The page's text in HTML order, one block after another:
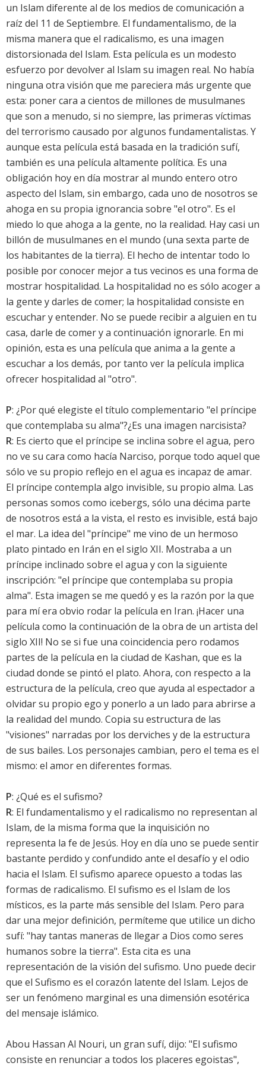
un Islam diferente al de los medios de comunicación a
raíz del 11 de Septiembre. El fundamentalismo, de la
misma manera que el radicalismo, es una imagen
distorsionada del Islam. Esta película es un modesto
esfuerzo por devolver al Islam su imagen real. No había
ninguna otra visión que me pareciera más urgente que
esta: poner cara a cientos de millones de musulmanes
que son a menudo, si no siempre, las primeras víctimas
del terrorismo causado por algunos fundamentalistas. Y
aunque esta película está basada en la tradición sufí,
también es una película altamente política. Es una
obligación hoy en día mostrar al mundo entero otro
aspecto del Islam, sin embargo, cada uno de nosotros se
ahoga en su propia ignorancia sobre "el otro". Es el
miedo lo que ahoga a la gente, no la realidad. Hay casi un
billón de musulmanes en el mundo (una sexta parte de
los habitantes de la tierra). El hecho de intentar todo lo
posible por conocer mejor a tus vecinos es una forma de
mostrar hospitalidad. La hospitalidad no es sólo acoger a
la gente y darles de comer; la hospitalidad consiste en
escuchar y entender. No se puede recibir a alguien en tu
casa, darle de comer y a continuación ignorarle. En mi
opinión, esta es una película que anima a la gente a
escuchar a los demás, por tanto ver la película implica
ofrecer hospitalidad al "otro".
P: ¿Por qué elegiste el título complementario "el príncipe
que contemplaba su alma"?¿Es una imagen narcisista?
R: Es cierto que el príncipe se inclina sobre el agua, pero
no ve su cara como hacía Narciso, porque todo aquel que
sólo ve su propio reflejo en el agua es incapaz de amar.
El príncipe contempla algo invisible, su propio alma. Las
personas somos como icebergs, sólo una décima parte
de nosotros está a la vista, el resto es invisible, está bajo
el mar. La idea del "príncipe" me vino de un hermoso
plato pintado en Irán en el siglo XII. Mostraba a un
príncipe inclinado sobre el agua y con la siguiente
inscripción: "el príncipe que contemplaba su propia
alma". Esta imagen se me quedó y es la razón por la que
para mí era obvio rodar la película en Iran. ¡Hacer una
película como la continuación de la obra de un artista del
siglo XII! No se si fue una coincidencia pero rodamos
partes de la película en la ciudad de Kashan, que es la
ciudad donde se pintó el plato. Ahora, con respecto a la
estructura de la película, creo que ayuda al espectador a
olvidar su propio ego y ponerlo a un lado para abrirse a
la realidad del mundo. Copia su estructura de las
"visiones" narradas por los derviches y de la estructura
de sus bailes. Los personajes cambian, pero el tema es el
mismo: el amor en diferentes formas.
P: ¿Qué es el sufismo?
R: El fundamentalismo y el radicalismo no representan al
Islam, de la misma forma que la inquisición no
representa la fe de Jesús. Hoy en día uno se puede sentir
bastante perdido y confundido ante el desafío y el odio
hacia el Islam. El sufismo aparece opuesto a todas las
formas de radicalismo. El sufismo es el Islam de los
místicos, es la parte más sensible del Islam. Pero para
dar una mejor definición, permíteme que utilice un dicho
sufí: "hay tantas maneras de llegar a Dios como seres
humanos sobre la tierra". Esta cita es una
representación de la visión del sufismo. Uno puede decir
que el Sufismo es el corazón latente del Islam. Lejos de
ser un fenómeno marginal es una dimensión esotérica
del mensaje islámico.
Abou Hassan Al Nouri, un gran sufí, dijo: "El sufismo
consiste en renunciar a todos los placeres egoistas",